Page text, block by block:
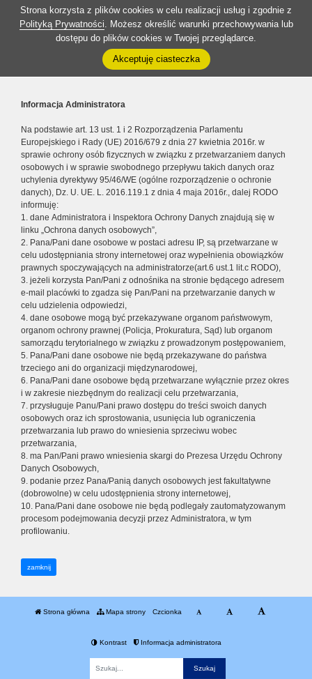
Strona korzysta z plików cookies w celu realizacji usług i zgodnie z
Polityką Prywatności. Możesz określić warunki przechowywania lub
dostępu do plików cookies w Twojej przeglądarce.
Akceptuję ciasteczka
Informacja Administratora
Na podstawie art. 13 ust. 1 i 2 Rozporządzenia Parlamentu
Europejskiego i Rady (UE) 2016/679 z dnia 27 kwietnia 2016r. w
sprawie ochrony osób fizycznych w związku z przetwarzaniem danych
osobowych i w sprawie swobodnego przepływu takich danych oraz
uchylenia dyrektywy 95/46/WE (ogólne rozporządzenie o ochronie
danych), Dz. U. UE. L. 2016.119.1 z dnia 4 maja 2016r., dalej RODO
informuję:
1. dane Administratora i Inspektora Ochrony Danych znajdują się w
linku „Ochrona danych osobowych”,
2. Pana/Pani dane osobowe w postaci adresu IP, są przetwarzane w
celu udostępniania strony internetowej oraz wypełnienia obowiązków
prawnych spoczywających na administratorze(art.6 ust.1 lit.c RODO),
3. jeżeli korzysta Pan/Pani z odnośnika na stronie będącego adresem
e-mail placówki to zgadza się Pan/Pani na przetwarzanie danych w
celu udzielenia odpowiedzi,
4. dane osobowe mogą być przekazywane organom państwowym,
organom ochrony prawnej (Policja, Prokuratura, Sąd) lub organom
samorządu terytorialnego w związku z prowadzonym postępowaniem,
5. Pana/Pani dane osobowe nie będą przekazywane do państwa
trzeciego ani do organizacji międzynarodowej,
6. Pana/Pani dane osobowe będą przetwarzane wyłącznie przez okres
i w zakresie niezbędnym do realizacji celu przetwarzania,
7. przysługuje Panu/Pani prawo dostępu do treści swoich danych
osobowych oraz ich sprostowania, usunięcia lub ograniczenia
przetwarzania lub prawo do wniesienia sprzeciwu wobec
przetwarzania,
8. ma Pan/Pani prawo wniesienia skargi do Prezesa Urzędu Ochrony
Danych Osobowych,
9. podanie przez Pana/Panią danych osobowych jest fakultatywne
(dobrowolne) w celu udostępnienia strony internetowej,
10. Pana/Pani dane osobowe nie będą podlegały zautomatyzowanym
procesom podejmowania decyzji przez Administratora, w tym
profilowaniu.
zamknij
Strona główna Mapa strony Czcionka
Kontrast Informacja administratora